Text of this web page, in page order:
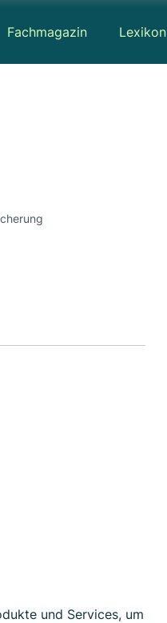
Fachmagazin Lexikon
und Services, um